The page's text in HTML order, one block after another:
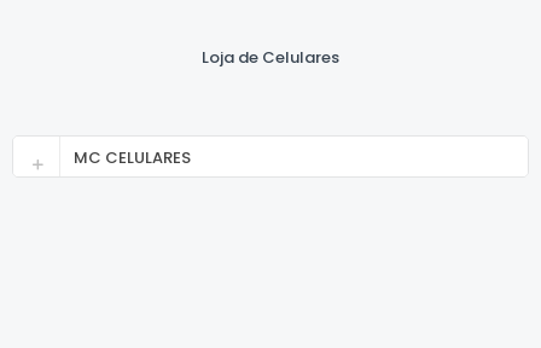
Loja de Celulares
MC CELULARES